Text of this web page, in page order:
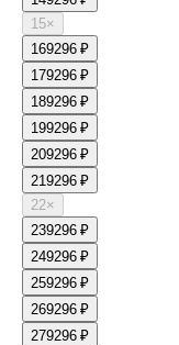
15×
169296 ₽
179296 ₽
189296 ₽
199296 ₽
209296 ₽
219296 ₽
22×
239296 ₽
249296 ₽
259296 ₽
269296 ₽
279296 ₽